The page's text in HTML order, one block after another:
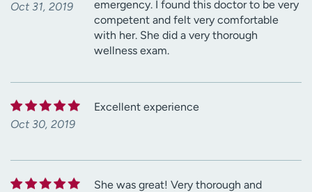
Oct 31, 2019
emergency. I found this doctor to be very
competent and felt very comfortable
with her. She did a very thorough
wellness exam.
Oct 30, 2019
Excellent experience
She was great! Very thorough and